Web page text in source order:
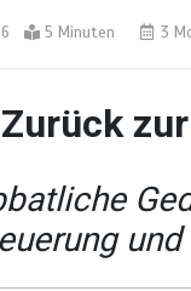
5 Minuten 3
Zurück